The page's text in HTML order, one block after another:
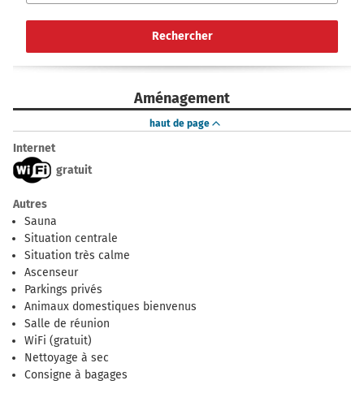
Rechercher
Aménagement
haut de page
Internet
gratuit
Autres
Sauna
Situation centrale
Situation très calme
Ascenseur
Parkings privés
Animaux domestiques bienvenus
Salle de réunion
WiFi (gratuit)
Nettoyage à sec
Consigne à bagages